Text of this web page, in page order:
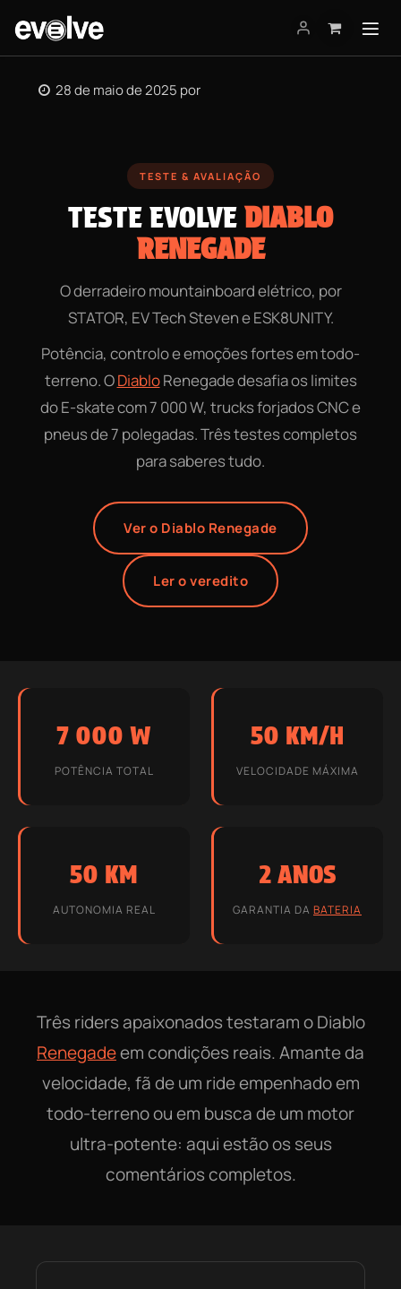
28 de maio de 2025 por
TESTE & AVALIAÇÃO
TESTE EVOLVE DIABLO
RENEGADE
O derradeiro mountainboard elétrico, por
STATOR, EV Tech Steven e ESK8UNITY.
Potência, controlo e emoções fortes em todo-
terreno. ODiabloRenegade desafia os limites
do E-skate com 7 000 W, trucks forjados CNC e
pneus de 7 polegadas. Três testes completos
para saberes tudo.
Ver o Diablo Renegade
Ler o veredito
7 000 W
POTÊNCIA TOTAL
50 KM/H
VELOCIDADE MÁXIMA
50 KM
AUTONOMIA REAL
2 ANOS
GARANTIA DA BATERIA
Três riders apaixonados testaram o Diablo
Renegadeem condições reais. Amante da
velocidade, fã de um ride empenhado em
todo-terreno ou em busca de um motor
ultra-potente: aqui estão os seus
comentários completos.